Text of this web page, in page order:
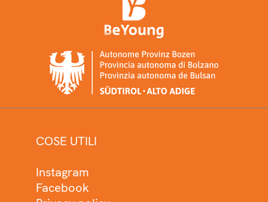
COSE UTILI
Instagram
Facebook